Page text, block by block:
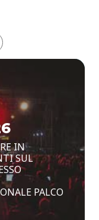
IN
SUL
PALCO